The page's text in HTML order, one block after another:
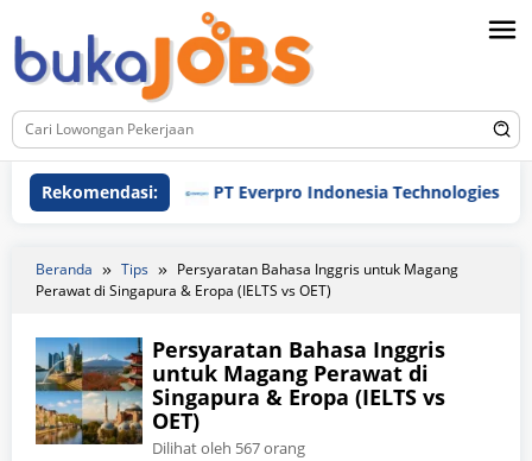
ke
konten
Rekomendasi: PT Everpro Indonesia Technologies
Beranda Tips
Persyaratan Bahasa Inggris untuk Magang
Perawat di Singapura & Eropa (IELTS vs OET)
Persyaratan Bahasa Inggris
untuk Magang Perawat di
Singapura & Eropa (IELTS vs
OET)
Dilihat oleh 567 orang